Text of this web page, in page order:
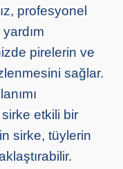
profesyonel
pirelerin ve
sağlar.
etkili bir
sirke, tüylerin